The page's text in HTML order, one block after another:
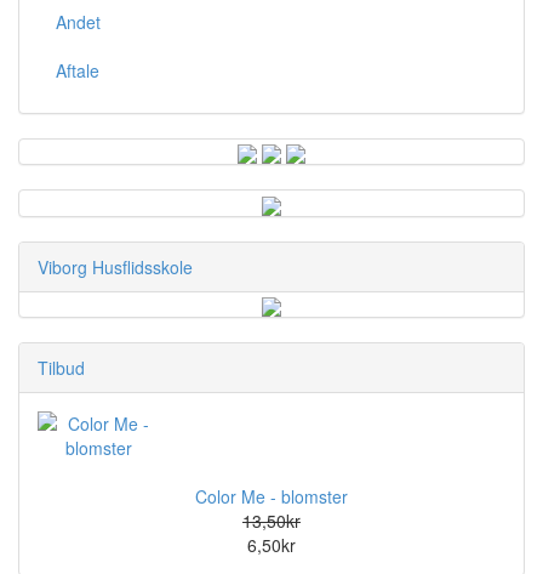
Andet
Aftale
Viborg Husflidsskole
Tilbud
Color Me - blomster
13,50kr
6,50kr